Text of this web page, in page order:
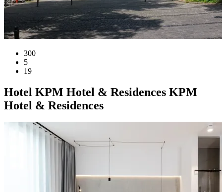
300
5
19
Hotel KPM Hotel & Residences KPM
Hotel & Residences